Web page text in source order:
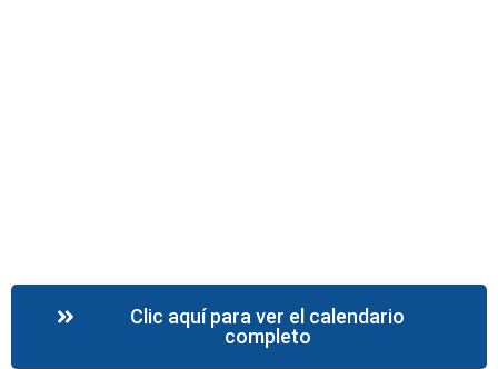
Clic aquí para ver el calendario
completo